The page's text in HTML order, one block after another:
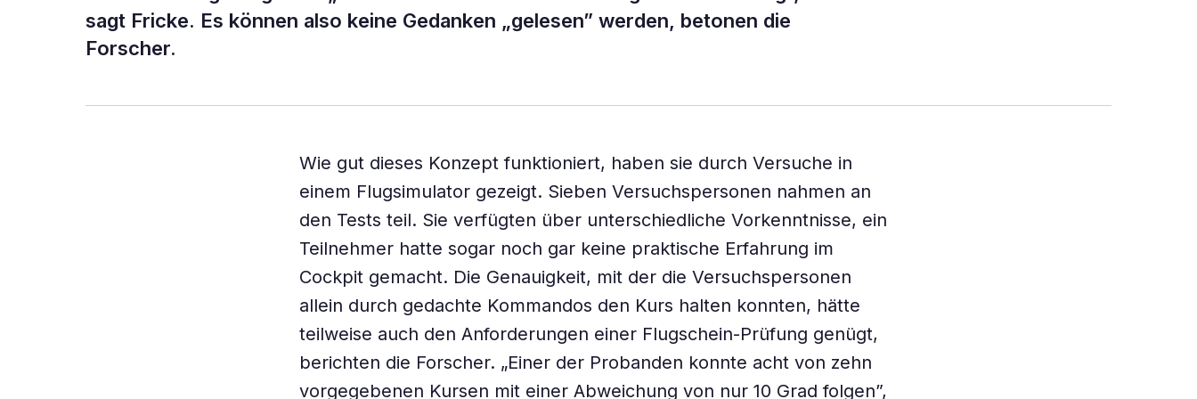
sagt Fricke. Es können also keine Gedanken „gelesen” werden, betonen die
Forscher.
Wie gut dieses Konzept funktioniert, haben sie durch Versuche in
einem Flugsimulator gezeigt. Sieben Versuchspersonen nahmen an
den Tests teil. Sie verfügten über unterschiedliche Vorkenntnisse, ein
Teilnehmer hatte sogar noch gar keine praktische Erfahrung im
Cockpit gemacht. Die Genauigkeit, mit der die Versuchspersonen
allein durch gedachte Kommandos den Kurs halten konnten, hätte
teilweise auch den Anforderungen einer Flugschein-Prüfung genügt,
berichten die Forscher. „Einer der Probanden konnte acht von zehn
vorgegebenen Kursen mit einer Abweichung von nur 10 Grad folgen”,